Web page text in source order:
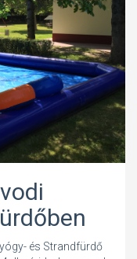
és Strandfürdő